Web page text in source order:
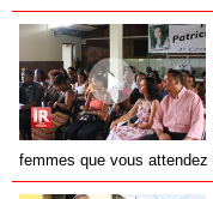
femmes que vous attendez